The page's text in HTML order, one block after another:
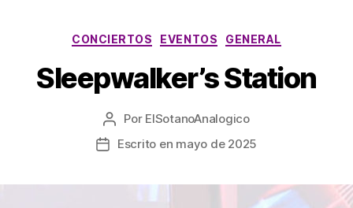
Categorías
CONCIERTOS EVENTOS GENERAL
Sleepwalker’s Station
Autor
de
la
Por ElSotanoAnalogico
FechaEscrito en mayo de 2025